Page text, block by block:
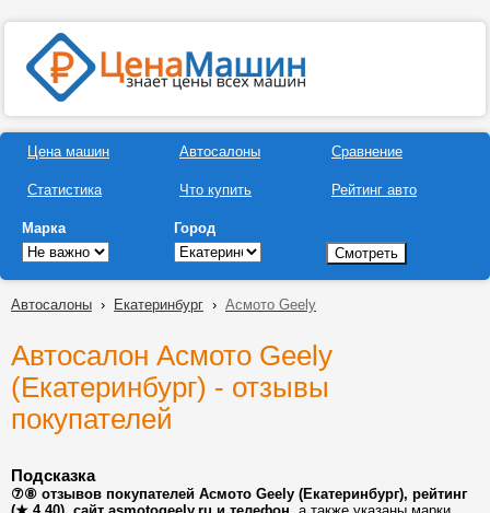
Цена машин
Статистика
Автосалоны
Что купить
Сравнение
Рейтинг авто
Марка Город
Автосалоны › Екатеринбург › Асмото Geely
Автосалон Асмото Geely
(Екатеринбург) - отзывы
покупателей
Подсказка
⑦⑧ отзывов покупателей Асмото Geely (Екатеринбург), рейтинг